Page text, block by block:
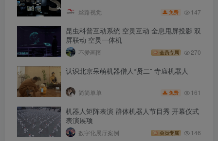
丝路视觉 免费 147
昆虫科普互动系统 空灵互动 全息甩屏投影 双
屏联动 空灵一体机
不爱画图 会员专属 270
认识北京呆萌机器僧人“贤二” 寺庙机器人
简简单单 免费 161
机器人矩阵表演 群体机器人节目秀 开幕仪式
表演展项
数字化展厅案例 会员专属 146